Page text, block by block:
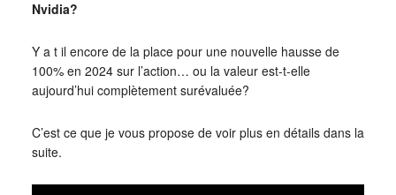
Nvidia?
Y a t il encore de la place pour une nouvelle hausse de
100% en 2024 sur l’action… ou la valeur est-t-elle
aujourd’hui complètement surévaluée?
C’est ce que je vous propose de voir plus en détails dans la
suite.